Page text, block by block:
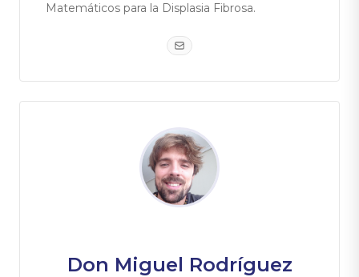
Matemáticos para la Displasia Fibrosa.
Don Miguel Rodríguez